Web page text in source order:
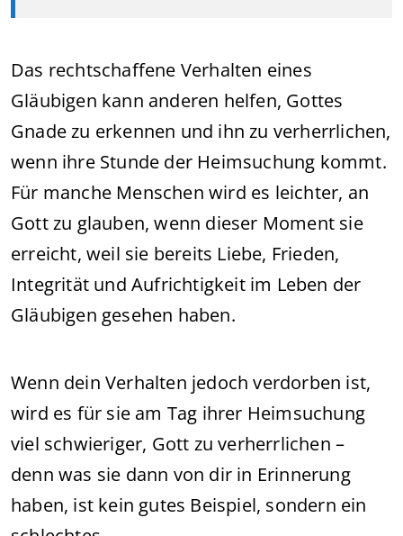
Das rechtschaffene Verhalten eines
Gläubigen kann anderen helfen, Gottes
Gnade zu erkennen und ihn zu verherrlichen,
wenn ihre Stunde der Heimsuchung kommt.
Für manche Menschen wird es leichter, an
Gott zu glauben, wenn dieser Moment sie
erreicht, weil sie bereits Liebe, Frieden,
Integrität und Aufrichtigkeit im Leben der
Gläubigen gesehen haben.
Wenn dein Verhalten jedoch verdorben ist,
wird es für sie am Tag ihrer Heimsuchung
viel schwieriger, Gott zu verherrlichen –
denn was sie dann von dir in Erinnerung
haben, ist kein gutes Beispiel, sondern ein